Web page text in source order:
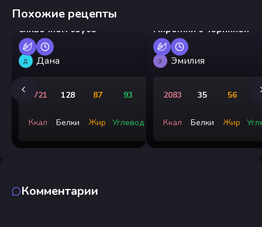
Похожие рецепты
Креветки на сковороде в
сливочном соусе
Д Дана
1721
Ккал
128
Белки
87
Жир
93
Углевод
Пирожки с черникой
Э Эмилия
2083
Ккал
35
Белки
56
Жир
Комментарии